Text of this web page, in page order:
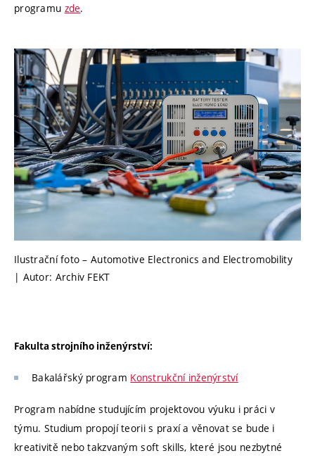
programu zde.
Ilustrační foto – Automotive Electronics and Electromobility
| Autor: Archiv FEKT
Fakulta strojního inženýrství:
Bakalářský program Konstrukční inženýrství
Program nabídne studujícím projektovou výuku i práci v
týmu. Studium propojí teorii s praxí a věnovat se bude i
kreativitě nebo takzvaným soft skills, které jsou nezbytné